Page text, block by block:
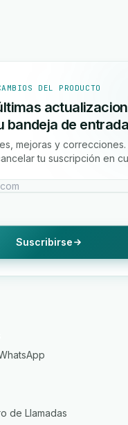
DEL PRODUCTO
bandeja de
mejoras y correcciones.
tu suscripción en
Suscribirse
de Llamadas